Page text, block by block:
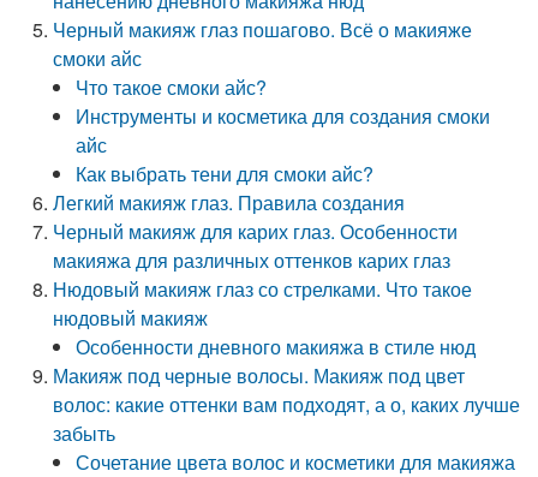
Черный макияж глаз пошагово. Всё о макияже
смоки айс
Что такое смоки айс?
Инструменты и косметика для создания смоки
айс
Как выбрать тени для смоки айс?
Легкий макияж глаз. Правила создания
Черный макияж для карих глаз. Особенности
макияжа для различных оттенков карих глаз
Нюдовый макияж глаз со стрелками. Что такое
нюдовый макияж
Особенности дневного макияжа в стиле нюд
Макияж под черные волосы. Макияж под цвет
волос: какие оттенки вам подходят, а о, каких лучше
забыть
Сочетание цвета волос и косметики для макияжа